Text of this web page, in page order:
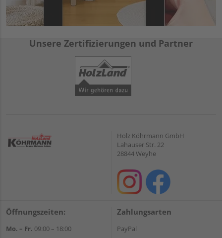
Unsere Zertifizierungen und Partner
Holz Köhrmann GmbH
Lahauser Str. 22
28844 Weyhe
Öffnungszeiten:
Mo. – Fr. 09:00 – 18:00
Zahlungsarten
PayPal